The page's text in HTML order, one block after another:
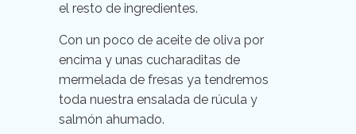
el resto de ingredientes.
Con un poco de aceite de oliva por
encima y unas cucharaditas de
mermelada de fresas ya tendremos
toda nuestra ensalada de rúcula y
salmón ahumado.